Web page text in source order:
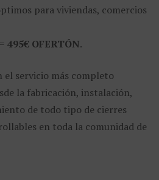
para viviendas, comercios
495€ OFERTÓN.
el servicio más completo
la fabricación, instalación,
de todo tipo de cierres
en toda la comunidad de